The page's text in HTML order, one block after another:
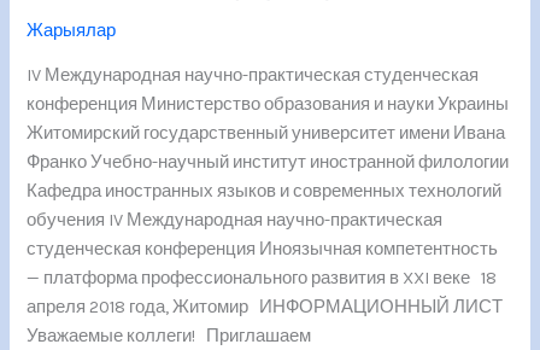
Жарыялар
IV Международная научно-практическая студенческая
конференция Министерство образования и науки Украины
Житомирский государственный университет имени Ивана
Франко Учебно-научный институт иностранной филологии
Кафедра иностранных языков и современных технологий
обучения IV Международная научно-практическая
студенческая конференция Иноязычная компетентность
— платформа профессионального развития в XXI веке 18
апреля 2018 года, Житомир ИНФОРМАЦИОННЫЙ ЛИСТ
Уважаемые коллеги! Приглашаем